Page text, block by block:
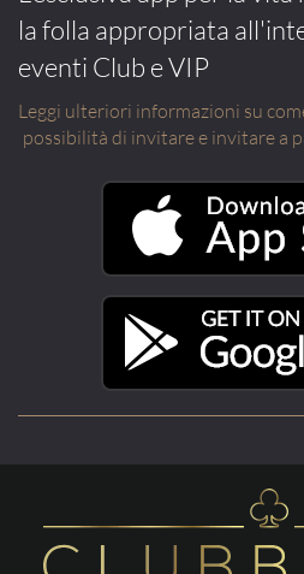
la folla appropriata
eventi Club e VIP
Leggi ulteriori informazioni su
possibilità di invitare e invitare a